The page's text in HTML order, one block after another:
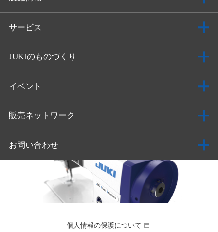
サービス
JUKIのものづくり
イベント
販売ネットワーク
お問い合わせ
個人情報の保護について